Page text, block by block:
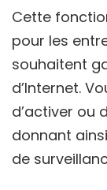
Cette
pour les
souhaitent
d’Internet.
d’activer ou
donnant
de